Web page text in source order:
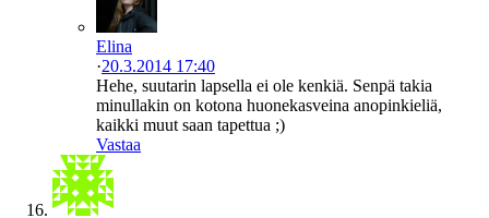
Elina
·20.3.2014 17:40
Hehe, suutarin lapsella ei ole kenkiä. Senpä takia
minullakin on kotona huonekasveina anopinkieliä,
kaikki muut saan tapettua ;)
Vastaa